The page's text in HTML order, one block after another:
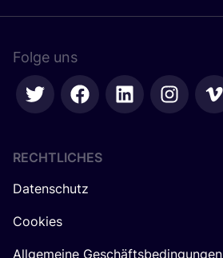
Folge uns
RECHTLICHES
Datenschutz
Cookies
Allgemeine Geschäftsbedingungen